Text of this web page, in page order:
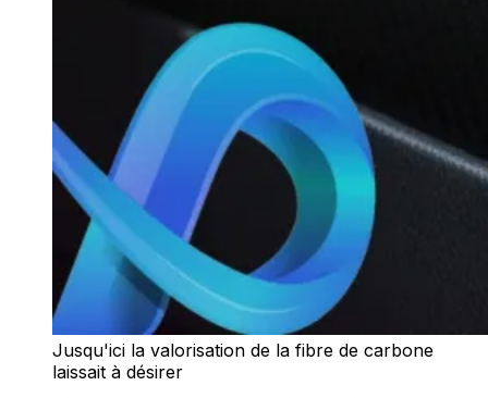
Jusqu'ici la valorisation de la fibre de carbone
laissait à désirer